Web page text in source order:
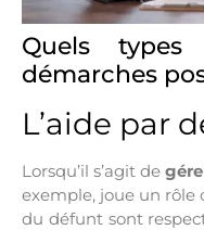
Quels types
démarches
L’aide par
Lorsqu’il s’agit de
exemple, joue un rôle
du défunt sont